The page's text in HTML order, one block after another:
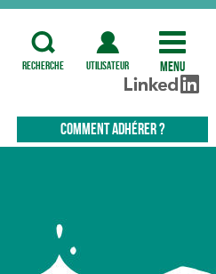
recherche utilisateur Menu
COMMENT ADHÉRER ?